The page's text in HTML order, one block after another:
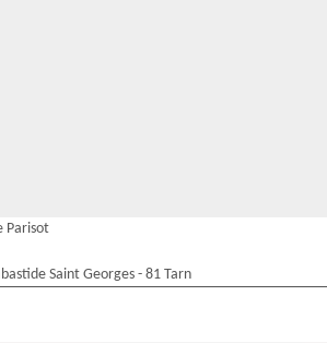
Parisot
Saint Georges - 81 Tarn